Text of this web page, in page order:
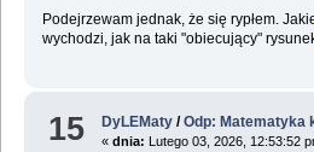
Podejrzewam jednak, że się rypłem.
wychodzi, jak na taki "obiecujący"
15 DyLEMaty /Odp: Matematyka
«dnia: Lutego 03, 2026, 12:53:52